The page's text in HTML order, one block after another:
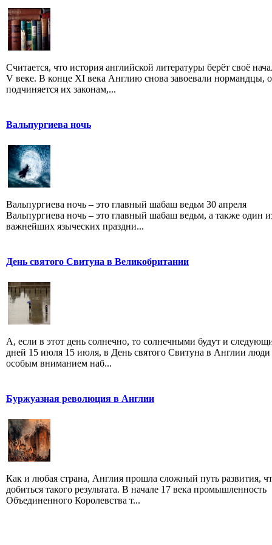
Считается, что история английской литературы берёт своё
V веке. В конце XI века Англию снова завоевали нормандцы,
подчиняется их законам,...
Вальпургиева ночь
Вальпургиева ночь – это главный шабаш ведьм 30 апреля
Вальпургиева ночь – это главный шабаш ведьм, а также один
важнейших языческих праздни...
День святого Свитуна в Великобритании
А, если в этот день солнечно, то солнечными будут и
дней 15 июля 15 июля, в День святого Свитуна в Англии люди
особым вниманием наб...
Буржуазная революция в Англии
Как и любая страна, Англия прошла сложный путь развития,
добиться такого результата. В начале 17 века промышленность
Объединенного Королевства т...